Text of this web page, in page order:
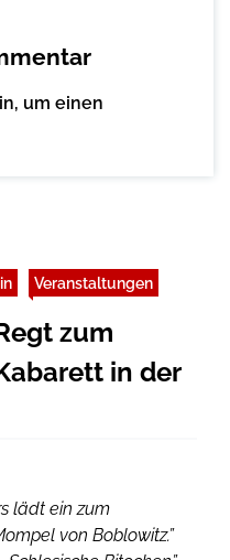
um einen
Veranstaltungen
zum
in der
lädt ein zum
von Boblowitz.”